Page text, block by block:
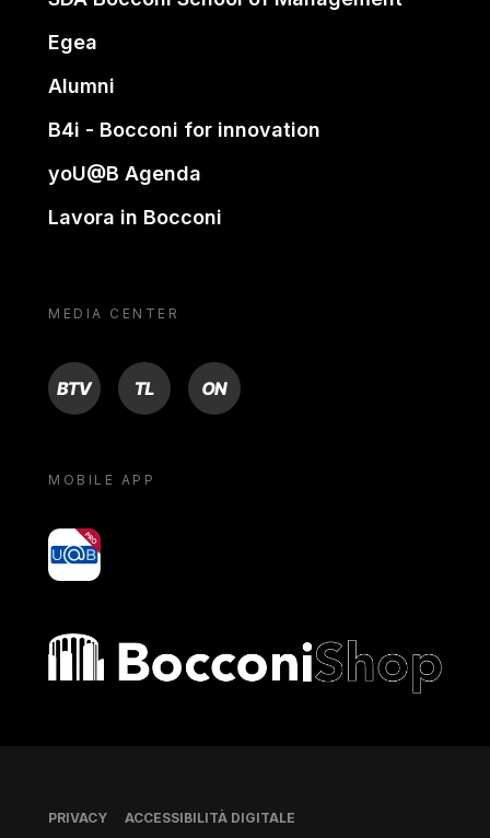
Egea
Alumni
B4i - Bocconi for innovation
yoU@B Agenda
Lavora in Bocconi
MEDIA CENTER
BTV TL ON
MOBILE APP
yoU@B
Bocconi shop
Piè di pagina
PRIVACY ACCESSIBILITÀ DIGITALE